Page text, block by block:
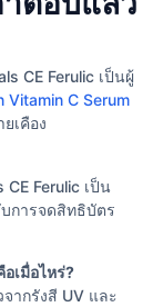
CE Ferulic เป็นผู้
Vitamin C Serum
เคือง
Ferulic เป็น
การจดสิทธิบัตร
เมื่อไหร่?
ากรังสี UV และ